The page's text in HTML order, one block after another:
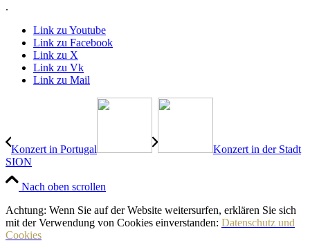
.
Link zu Youtube
Link zu Facebook
Link zu X
Link zu Vk
Link zu Mail
Konzert in Portugal
Konzert in der Stadt
SION
Nach oben scrollen
Achtung: Wenn Sie auf der Website weitersurfen, erklären Sie sich
mit der Verwendung von Cookies einverstanden: Datenschutz und
Cookies